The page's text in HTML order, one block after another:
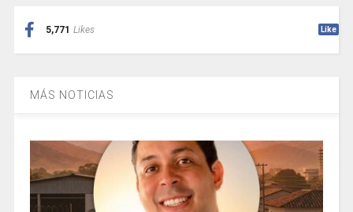
5,771 Likes Like
MÁS NOTICIAS